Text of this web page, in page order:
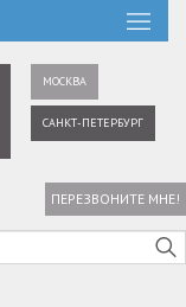
МОСКВА
САНКТ-ПЕТЕРБУРГ
ПЕРЕЗВОНИТЕ МНЕ!